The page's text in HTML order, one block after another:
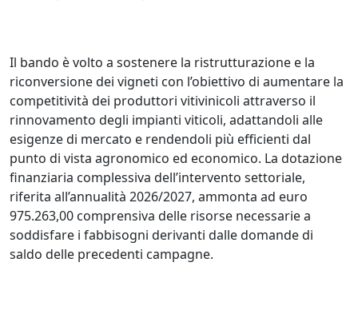
Il bando è volto a sostenere la ristrutturazione e la
riconversione dei vigneti con l’obiettivo di aumentare la
competitività dei produttori vitivinicoli attraverso il
rinnovamento degli impianti viticoli, adattandoli alle
esigenze di mercato e rendendoli più efficienti dal
punto di vista agronomico ed economico. La dotazione
finanziaria complessiva dell’intervento settoriale,
riferita all’annualità 2026/2027, ammonta ad euro
975.263,00 comprensiva delle risorse necessarie a
soddisfare i fabbisogni derivanti dalle domande di
saldo delle precedenti campagne.